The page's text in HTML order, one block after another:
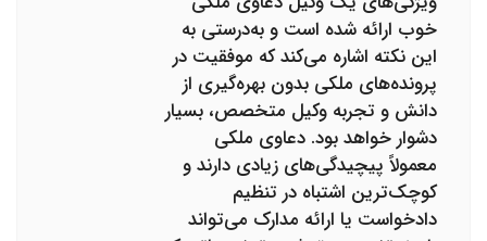
خوب ارائه شده است و به‌درستی به
این نکته اشاره می‌کند که موفقیت در
پرونده‌های ملکی بدون بهره‌گیری از
دانش و تجربه وکیل متخصص، بسیار
دشوار خواهد بود. دعاوی ملکی
معمولاً پیچیدگی‌های زیادی دارند و
کوچک‌ترین اشتباه در تنظیم
دادخواست یا ارائه مدارک می‌تواند